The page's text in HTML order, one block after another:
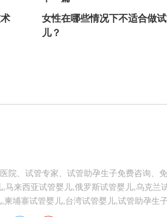
女性在哪些情况下不适合做
儿？
院、试管专家、试管助孕生子免费咨询、
来西亚试管婴儿,俄罗斯试管婴儿,乌克兰
埔寨试管婴儿,台湾试管婴儿,试管助孕生子